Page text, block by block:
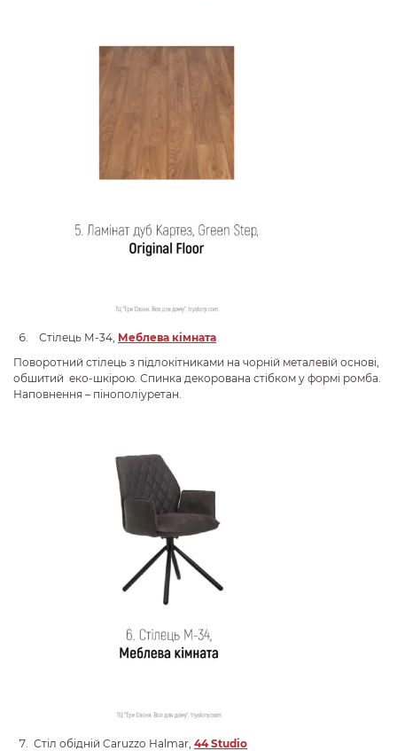
Стілець М-34, Меблева кімната
Поворотний стілець з підлокітниками на чорній металевій основі,
обшитий еко-шкірою. Спинка декорована стібком у формі ромба.
Наповнення – пінополіуретан.
Стіл обідній Caruzzo Halmar, 44 Studio